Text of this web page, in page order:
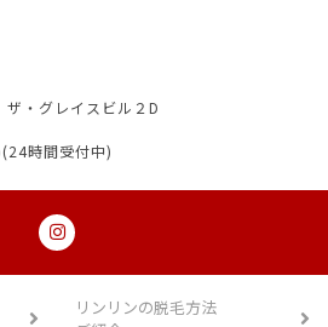
・グレイスビル２D
時間受付中)
リンリンの脱毛方法